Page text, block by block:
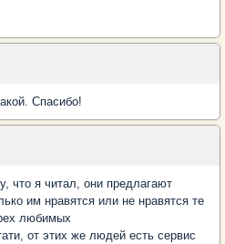
Спасибо!
что я читал, они предлагают
им нравятся или не нравятся те
любимых
от этих же людей есть сервис